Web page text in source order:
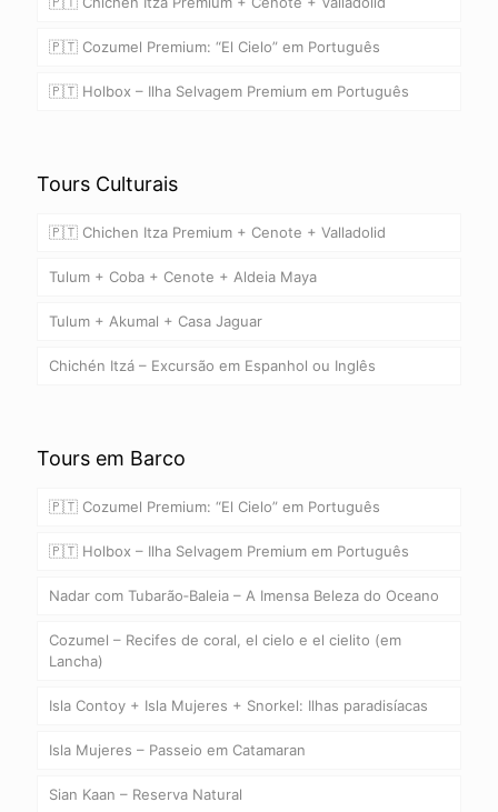
🇵🇹 Cozumel Premium: “El Cielo” em Português
🇵🇹 Holbox – Ilha Selvagem Premium em Português
Tours Culturais
🇵🇹 Chichen Itza Premium + Cenote + Valladolid
Tulum + Coba + Cenote + Aldeia Maya
Tulum + Akumal + Casa Jaguar
Chichén Itzá – Excursão em Espanhol ou Inglês
Tours em Barco
🇵🇹 Cozumel Premium: “El Cielo” em Português
🇵🇹 Holbox – Ilha Selvagem Premium em Português
Nadar com Tubarão‑Baleia – A Imensa Beleza do Oceano
Cozumel – Recifes de coral, el cielo e el cielito (em
Lancha)
Isla Contoy + Isla Mujeres + Snorkel: Ilhas paradisíacas
Isla Mujeres – Passeio em Catamaran
Sian Kaan – Reserva Natural